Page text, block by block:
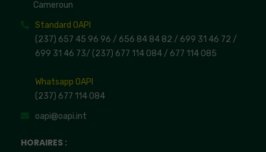
Cameroun
Standard OAPI
(237) 657 45 96 96 / 656 84 84 82 / 699 31 46 72 /
699 31 46 73/ (237) 677 114 084 / 677 114 085
Whatsapp OAPI
(237) 677 114 084
oapi@oapi.int
HORAIRES :